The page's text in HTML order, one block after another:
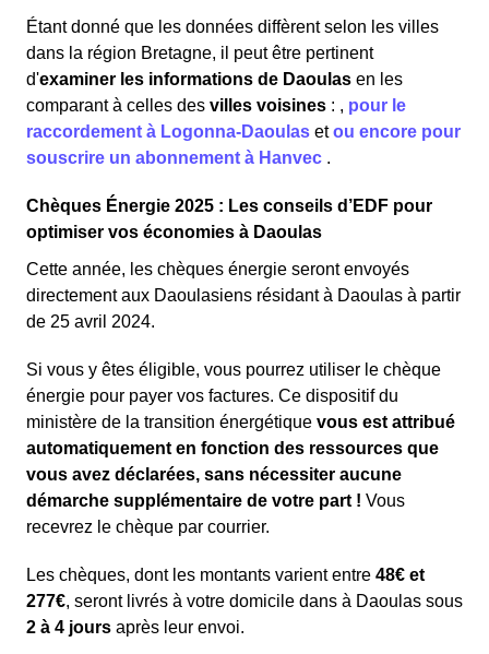
Étant donné que les données diffèrent selon les villes
dans la région Bretagne, il peut être pertinent
d'examiner les informations de Daoulas en les
comparant à celles des villes voisines : , pour le
raccordement à Logonna-Daoulas etou encore pour
souscrire un abonnement à Hanvec .
Chèques Énergie 2025 : Les conseils d’EDF pour
optimiser vos économies à Daoulas
Cette année, les chèques énergie seront envoyés
directement aux Daoulasiens résidant à Daoulas à partir
de 25 avril 2024.
Si vous y êtes éligible, vous pourrez utiliser le chèque
énergie pour payer vos factures. Ce dispositif du
ministère de la transition énergétique vous est attribué
automatiquement en fonction des ressources que
vous avez déclarées, sans nécessiter aucune
démarche supplémentaire de votre part ! Vous
recevrez le chèque par courrier.
Les chèques, dont les montants varient entre 48€ et
277€, seront livrés à votre domicile dans à Daoulas sous
2 à 4 jours après leur envoi.